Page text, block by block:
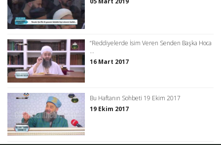
“Reddiyelerde İsim Veren Senden Başka Hoca
...
16 Mart 2017
Bu Haftanın Sohbeti 19 Ekim 2017
19 Ekim 2017